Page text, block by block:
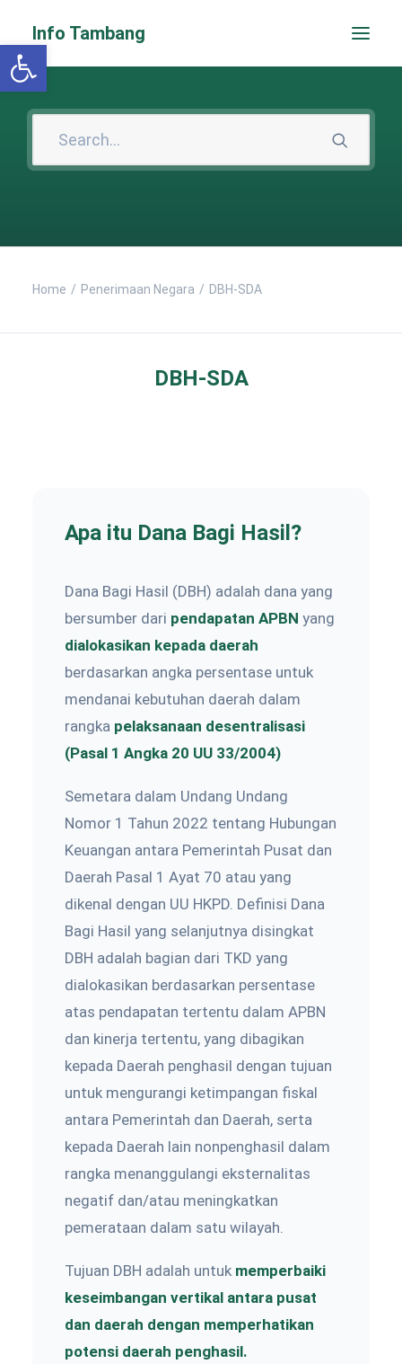
Info Tambang
Home Penerimaan Negara DBH-SDA
DBH-SDA
Apa itu Dana Bagi Hasil?
Dana Bagi Hasil (DBH) adalah dana yang
bersumber dari pendapatan APBN yang
dialokasikan kepada daerah
berdasarkan angka persentase untuk
mendanai kebutuhan daerah dalam
rangka pelaksanaan desentralisasi
(Pasal 1 Angka 20 UU 33/2004)
Semetara dalam Undang Undang
Nomor 1 Tahun 2022 tentang Hubungan
Keuangan antara Pemerintah Pusat dan
Daerah Pasal 1 Ayat 70 atau yang
dikenal dengan UU HKPD. Definisi Dana
Bagi Hasil yang selanjutnya disingkat
DBH adalah bagian dari TKD yang
dialokasikan berdasarkan persentase
atas pendapatan tertentu dalam APBN
dan kinerja tertentu, yang dibagikan
kepada Daerah penghasil dengan tujuan
untuk mengurangi ketimpangan fiskal
antara Pemerintah dan Daerah, serta
kepada Daerah lain nonpenghasil dalam
rangka menanggulangi eksternalitas
negatif dan/atau meningkatkan
pemerataan dalam satu wilayah.
Tujuan DBH adalah untuk memperbaiki
keseimbangan vertikal antara pusat
dan daerah dengan memperhatikan
potensi daerah penghasil.
Open toolbar